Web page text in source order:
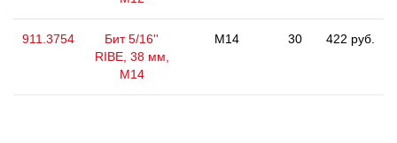
911.3754
Бит 5/16''
RIBE, 38 мм,
M14
M14 30 422 руб.